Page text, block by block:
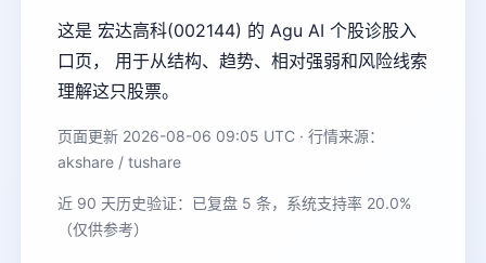
这是 宏达高科(002144) 的 Agu AI 个股诊股入
口页， 用于从结构、趋势、相对强弱和风险线索
理解这只股票。
页面更新 2026-08-06 09:05 UTC · 行情来源：
akshare / tushare
近 90 天历史验证：已复盘 5 条，系统支持率 20.0%
（仅供参考）